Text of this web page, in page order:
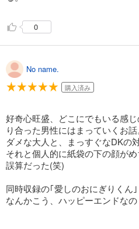
0
No name.
購入済み
好奇心旺盛、どこにでもいる感
り合った男性にはまっていくお話
ダメな大人と、まっすぐなDKの
それと個人的に紙袋の下の顔が
誤算だった(笑)
同時収録の｢愛しのおにぎりくん｣
なんかこう、ハッピーエンドなの